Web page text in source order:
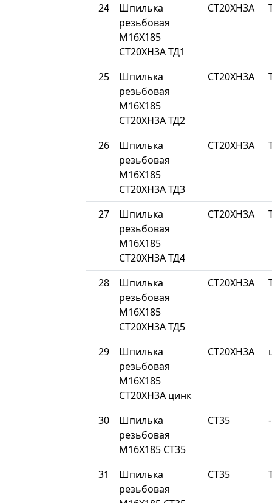
24
Шпилька
резьбовая
М16Х185
СТ20ХН3А ТД1
СТ20ХН3А
25
Шпилька
резьбовая
М16Х185
СТ20ХН3А ТД2
СТ20ХН3А
26
Шпилька
резьбовая
М16Х185
СТ20ХН3А ТД3
СТ20ХН3А
27
Шпилька
резьбовая
М16Х185
СТ20ХН3А ТД4
СТ20ХН3А
28
Шпилька
резьбовая
М16Х185
СТ20ХН3А ТД5
СТ20ХН3А
29
Шпилька
резьбовая
М16Х185
СТ20ХН3А цинк
СТ20ХН3А
30
Шпилька
резьбовая
М16Х185 СТ35
СТ35 -
31
Шпилька
резьбовая
СТ35